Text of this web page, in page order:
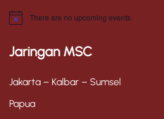
N
c
There are no upcoming events.
Jaringan MSC
Jakarta – Kalbar – Sumsel
Papua